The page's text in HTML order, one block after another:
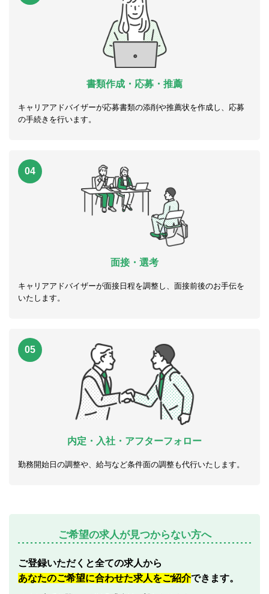
書類作成・応募・推薦
キャリアアドバイザーが応募書類の添削や推薦状を作成し、応募
の手続きを行います。
04
面接・選考
キャリアアドバイザーが面接日程を調整し、面接前後のお手伝を
いたします。
05
内定・入社・アフターフォロー
勤務開始日の調整や、給与など条件面の調整も代行いたします。
ご希望の求人が見つからない方へ
ご登録いただくと全ての求人から
あなたのご希望に合わせた求人をご紹介できます。